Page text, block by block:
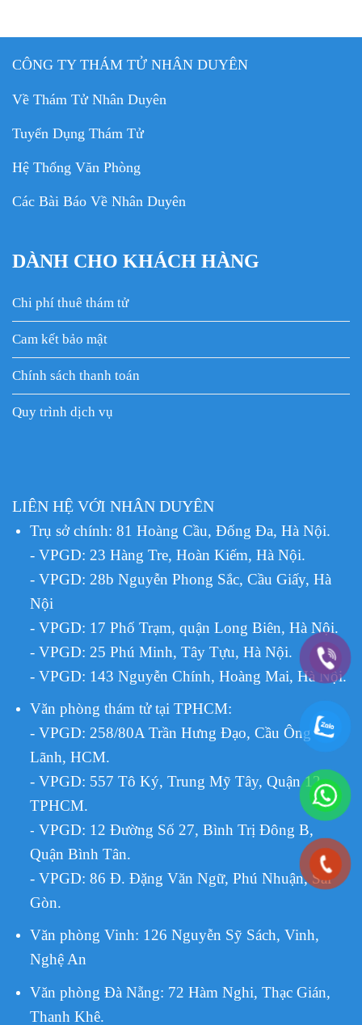
CÔNG TY THÁM TỬ NHÂN DUYÊN
Về Thám Tử Nhân Duyên
Tuyển Dụng Thám Tử
Hệ Thống Văn Phòng
Các Bài Báo Về Nhân Duyên
DÀNH CHO KHÁCH HÀNG
Chi phí thuê thám tử
Cam kết bảo mật
Chính sách thanh toán
Quy trình dịch vụ
LIÊN HỆ VỚI NHÂN DUYÊN
Trụ sở chính: 81 Hoàng Cầu, Đống Đa, Hà Nội.
- VPGD: 23 Hàng Tre, Hoàn Kiếm, Hà Nội.
- VPGD: 28b Nguyễn Phong Sắc, Cầu Giấy, Hà
Nội
- VPGD: 17 Phố Trạm, quận Long Biên, Hà Nội.
- VPGD: 25 Phú Minh, Tây Tựu, Hà Nội.
- VPGD: 143 Nguyễn Chính, Hoàng Mai, Hà Nội.
Văn phòng thám tử tại TPHCM:
- VPGD: 258/80A Trần Hưng Đạo, Cầu Ông
Lãnh, HCM.
- VPGD: 557 Tô Ký, Trung Mỹ Tây, Quận 12,
TPHCM.
- VPGD: 12 Đường Số 27, Bình Trị Đông B,
Quận Bình Tân.
- VPGD: 86 Đ. Đặng Văn Ngữ, Phú Nhuận, Sài
Gòn.
Văn phòng Vinh: 126 Nguyễn Sỹ Sách, Vinh,
Nghệ An
Văn phòng Đà Nẵng: 72 Hàm Nghi, Thạc Gián,
Thanh Khê.